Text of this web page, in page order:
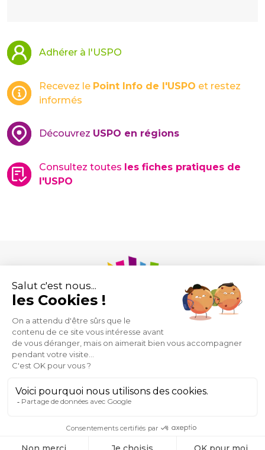
Adhérer à l'USPO
Recevez le Point Info de l'USPO et restez
informés
Découvrez USPO en régions
Consultez toutes les fiches pratiques de
l'USPO
Union des Syndicats de Pharmaciens d’Officine
43 rue de Provence
Mentions
Plan
site
Espace